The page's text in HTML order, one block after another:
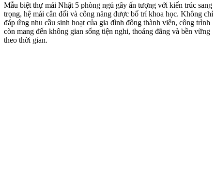
Mẫu biệt thự mái Nhật 5 phòng ngủ gây ấn tượng với kiến trúc sang
trọng, hệ mái cân đối và công năng được bố trí khoa học. Không chỉ
đáp ứng nhu cầu sinh hoạt của gia đình đông thành viên, công trình
còn mang đến không gian sống tiện nghi, thoáng đãng và bền vững
theo thời gian.